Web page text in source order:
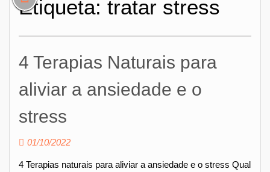
Etiqueta: tratar stress
4 Terapias Naturais para
aliviar a ansiedade e o
stress
01/10/2022
4 Terapias naturais para aliviar a ansiedade e o stress Qual